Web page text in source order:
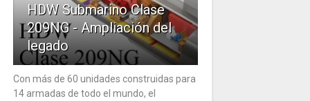
HDW Submarino Clase
209NG - Ampliación del
legado
Con más de 60 unidades construidas para
14 armadas de todo el mundo, el